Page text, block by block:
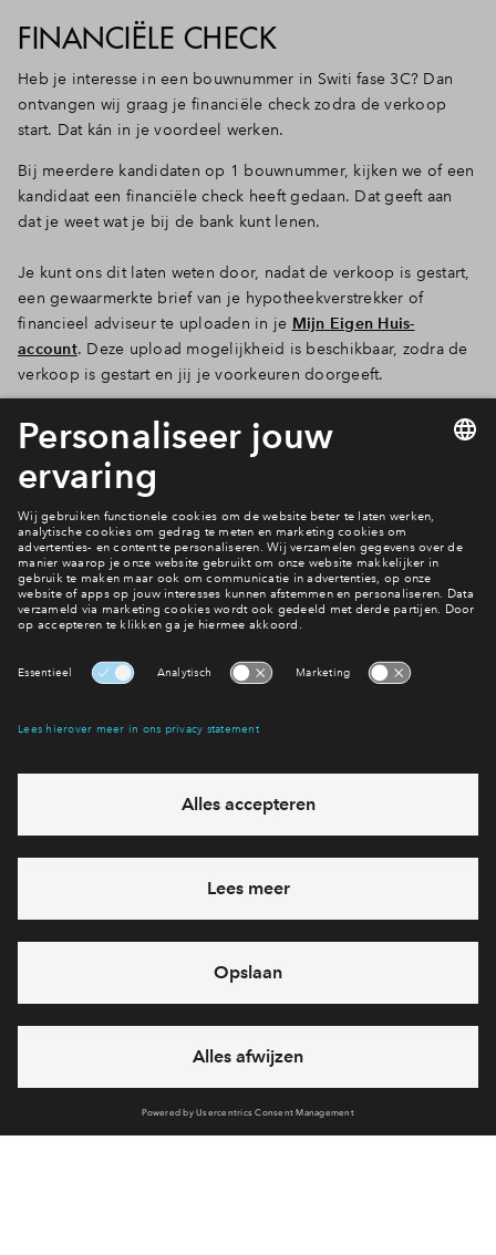
FINANCIËLE CHECK
Heb je interesse in een bouwnummer in Switi fase 3C? Dan
ontvangen wij graag je financiële check zodra de verkoop
start. Dat kán in je voordeel werken.
Bij meerdere kandidaten op 1 bouwnummer, kijken we of een
kandidaat een financiële check heeft gedaan. Dat geeft aan
dat je weet wat je bij de bank kunt lenen.
Je kunt ons dit laten weten door, nadat de verkoop is gestart,
een gewaarmerkte brief van je hypotheekverstrekker of
financieel adviseur te uploaden in je Mijn Eigen Huis-
account. Deze upload mogelijkheid is beschikbaar, zodra de
verkoop is gestart en jij je voorkeuren doorgeeft.
Meer over de financiële check
Vragen?
Bel ons dan even. We 7 dagen per week
beschikbaar
Interesse? Meld je dan snel aan
Hiermee blijf je op de hoogte van het belangrijkste nieuws en
Ja, ik wil mij aanmelden
Heb je een vraag en wil je direct antwoord? Bel ons op
712 29 10
feestdagen)
vandaag gesloten, vrijdag zijn we vanaf
09:00 uur weer
bereikbaar